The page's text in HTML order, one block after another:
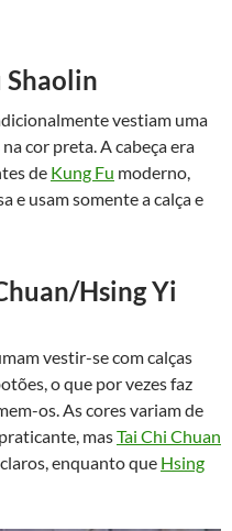
Shaolin
vestiam uma
cor preta. A cabeça era
de Kung Fu moderno,
e usam somente a calça e
Hsing Yi
vestir-se com calças
o que por vezes faz
os. As cores variam de
masTai Chi Chuan
enquanto que Hsing